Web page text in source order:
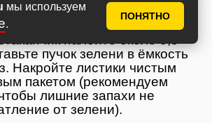
мы используем
.
ПОНЯТНО
стряхните лишнюю воду
В небольшую баночку,
налейте около 0,5
пучок зелени в ёмкость
Накройте листики чистым
пакетом (рекомендуем
лишние запахи не
от зелени).